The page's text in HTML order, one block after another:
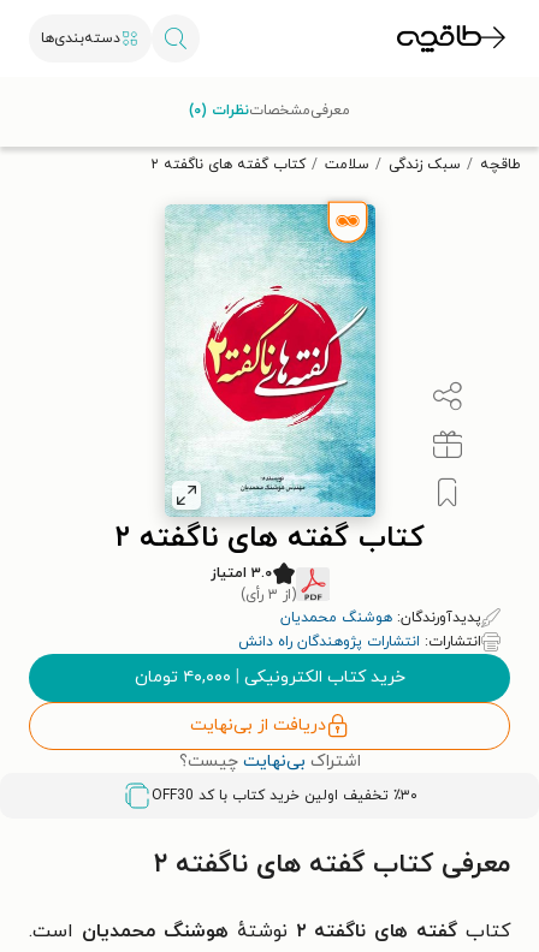
دسته‌بندی‌ها
تخفیف از طاقچه دریافت کن.
طاقچه سبک زندگی سلامت کتاب گفته های ناگفته ۲
کتاب گفته های ناگفته ۲
۳.۰ امتیاز
(از ۳ رأی)
پدیدآورندگان: هوشنگ محمدیان
انتشارات: انتشارات پژوهندگان راه دانش
خرید کتاب الکترونیکی | ۴۰,۰۰۰ تومان
دریافت از بی‌نهایت
اشتراک بی‌نهایت چیست؟
٪۳۰ تخفیف اولین خرید کتاب با کد OFF30
معرفیمشخصاتنظرات (۰)
معرفی کتاب گفته های ناگفته ۲
کتاب گفته های ناگفته ۲ نوشتهٔ هوشنگ محمدیان است.